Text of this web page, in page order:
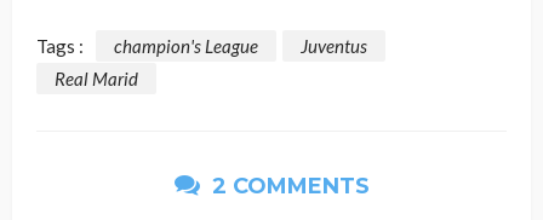
Tags : champion's League
Juventus
Real Marid
2 COMMENTS